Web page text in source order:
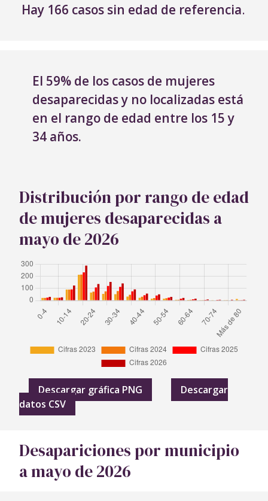
Hay 166 casos sin edad de referencia.
El 59% de los casos de mujeres
desaparecidas y no localizadas está
en el rango de edad entre los 15 y
34 años.
Distribución por rango de edad
de mujeres desaparecidas a
mayo de 2026
Descargar gráfica PNG
Descargar
datos CSV
Desapariciones por municipio
a mayo de 2026